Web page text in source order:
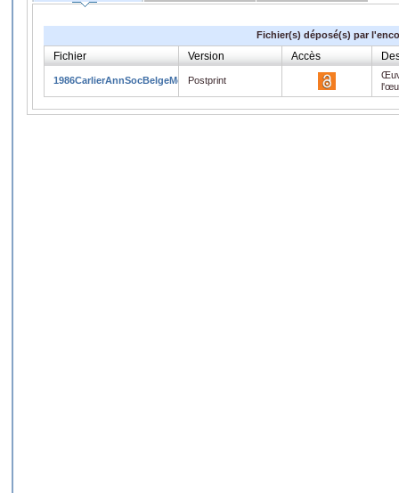
Fichier(s) déposé(s) par
Fichier Version Accès
1986CarlierAnnSocBelgeMedTrop2.pdf
Postprint